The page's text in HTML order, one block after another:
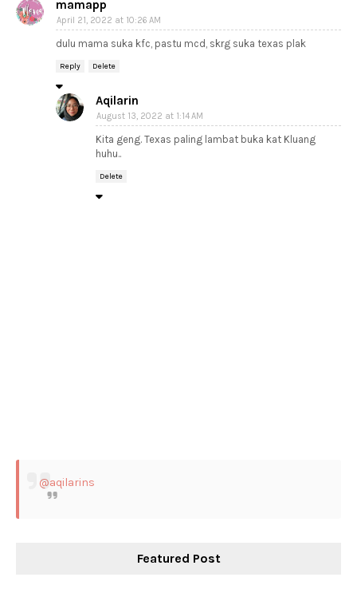
mamapp
April 21, 2022 at 10:26 AM
dulu mama suka kfc, pastu mcd, skrg suka texas plak
Reply Delete
Aqilarin
August 13, 2022 at 1:14 AM
Kita geng. Texas paling lambat buka kat Kluang
huhu..
Delete
@aqilarins
Featured Post